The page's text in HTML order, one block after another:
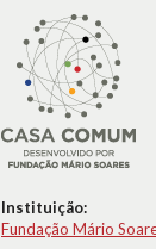
Instituição:
Fundação Mário